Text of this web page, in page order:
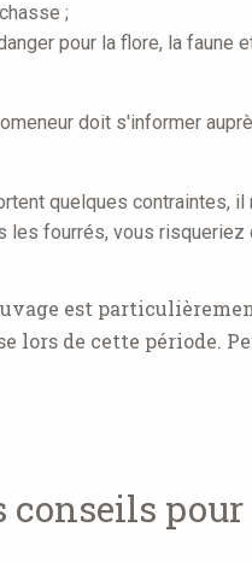
;
pour la flore, la faune
doit s'informer
quelques contraintes,
les fourrés, vous
est
lors de cette période.
conseils